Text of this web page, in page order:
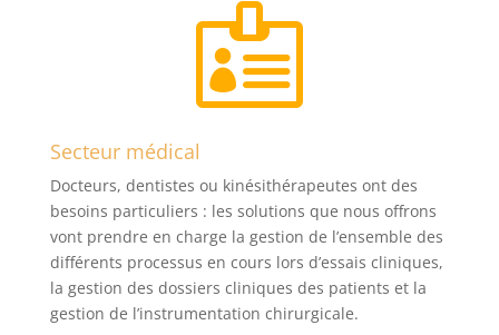

Secteur médical
Docteurs, dentistes ou kinésithérapeutes ont des
besoins particuliers : les solutions que nous offrons
vont prendre en charge la gestion de l’ensemble des
différents processus en cours lors d’essais cliniques,
la gestion des dossiers cliniques des patients et la
gestion de l’instrumentation chirurgicale.